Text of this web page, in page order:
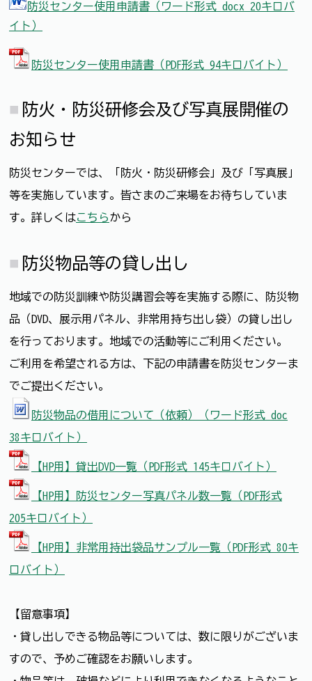
防災センター使用申請書（ワード形式 docx 20キロバ
イト）
防災センター使用申請書（PDF形式 94キロバイト）
防火・防災研修会及び写真展開催の
お知らせ
防災センターでは、「防火・防災研修会」及び「写真展」
等を実施しています。皆さまのご来場をお待ちしていま
す。詳しくはこちらから
防災物品等の貸し出し
地域での防災訓練や防災講習会等を実施する際に、防災物
品（DVD、展示用パネル、非常用持ち出し袋）の貸し出し
を行っております。地域での活動等にご利用ください。
ご利用を希望される方は、下記の申請書を防災センターま
でご提出ください。
防災物品の借用について（依頼）（ワード形式 doc
38キロバイト）
【HP用】貸出DVD一覧（PDF形式 145キロバイト）
【HP用】防災センター写真パネル数一覧（PDF形式
205キロバイト）
【HP用】非常用持出袋品サンプル一覧（PDF形式 80キ
ロバイト）
【留意事項】
・貸し出しできる物品等については、数に限りがございま
すので、予めご確認をお願いします。